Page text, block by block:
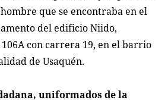
que se encontraba en el
del edificio Niido,
con carrera 19, en el barrio
de Usaquén.
uniformados de la